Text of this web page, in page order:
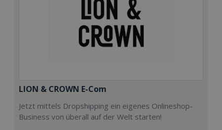
LION & CROWN E-Com
Jetzt mittels Dropshipping ein eigenes Onlineshop-
Business von überall auf der Welt starten!